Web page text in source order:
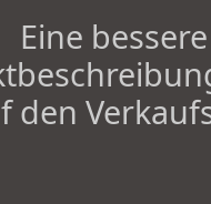
Eine bessere
den